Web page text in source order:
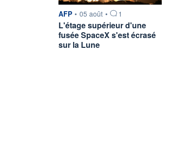
information fournie par
AFP • 05 août • 1
L'étage supérieur d'une
fusée SpaceX s'est écrasé
sur la Lune